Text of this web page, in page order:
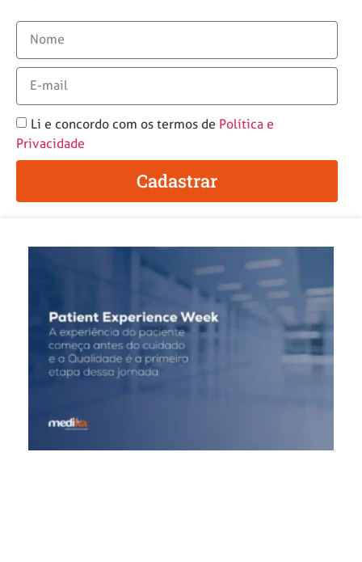
Li e concordo com os termos de Política e
Privacidade
Cadastrar